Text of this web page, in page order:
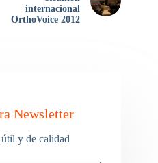
internacional
OrthoVoice 2012
Newsletter
y de calidad